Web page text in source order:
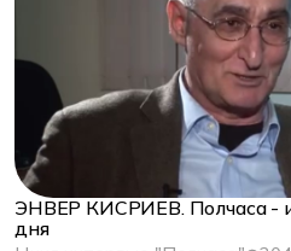
ЭНВЕР КИСРИЕВ. Полчаса -
дня